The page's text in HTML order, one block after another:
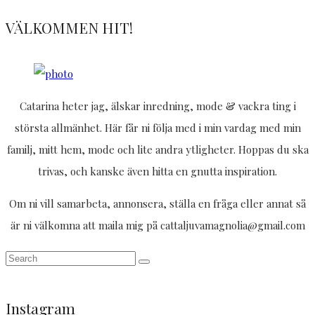
VÄLKOMMEN HIT!
Catarina heter jag, älskar inredning, mode & vackra ting i
största allmänhet. Här får ni följa med i min vardag med min
familj, mitt hem, mode och lite andra ytligheter. Hoppas du ska
trivas, och kanske även hitta en gnutta inspiration.
Om ni vill samarbeta, annonsera, ställa en fråga eller annat så
är ni välkomna att maila mig på cattaljuvamagnolia@gmail.com
Instagram